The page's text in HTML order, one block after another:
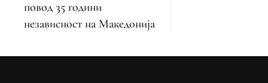
повод 35 години
независност на Македонија